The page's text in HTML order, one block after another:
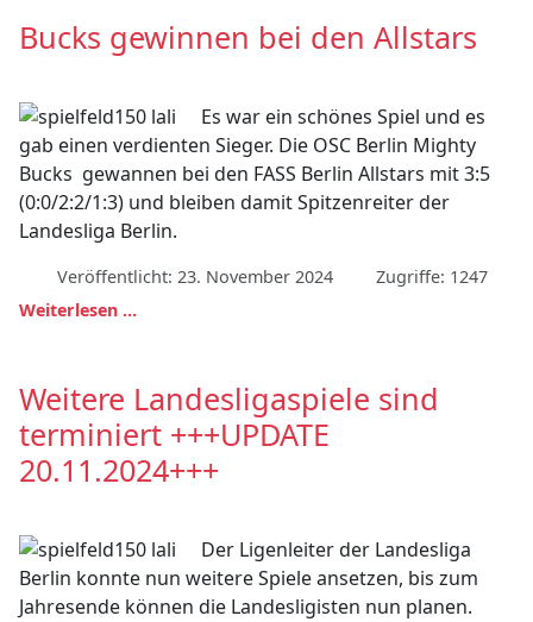
Bucks gewinnen bei den Allstars
Es war ein schönes Spiel und es
gab einen verdienten Sieger. Die OSC Berlin Mighty
Bucks gewannen bei den FASS Berlin Allstars mit 3:5
(0:0/2:2/1:3) und bleiben damit Spitzenreiter der
Landesliga Berlin.
Veröffentlicht: 23. November 2024
Zugriffe: 1247
Weiterlesen …
Weitere Landesligaspiele sind
terminiert +++UPDATE
20.11.2024+++
Der Ligenleiter der Landesliga
Berlin konnte nun weitere Spiele ansetzen, bis zum
Jahresende können die Landesligisten nun planen.